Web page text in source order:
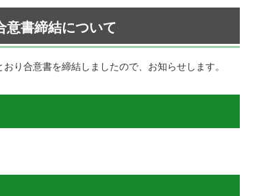
意書締結について
合意書を締結しましたので、お知らせします。